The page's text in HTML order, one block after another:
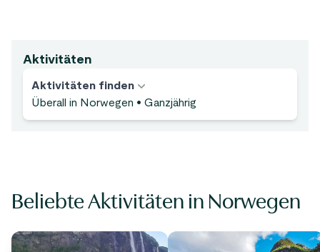
Aktivitäten
Aktivitäten finden
Überall in Norwegen • Ganzjährig
Beliebte Aktivitäten in Norwegen